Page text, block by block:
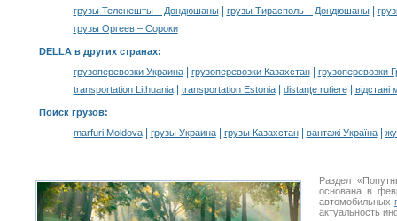
грузы Теленешты – Дондюшаны| грузы Тирасполь – Дондюшаны|
грузы Оргеев – Сороки
DELLA в других странах:
грузоперевозки Украина| грузоперевозки Казахстан|
грузоперевозки
transportation Lithuania| transportation Estonia| distanţe rutiere| відстані
Поиск грузов:
marfuri Moldova| грузы Украина| грузы Казахстан| вантажі Україна|
Раздел
основана в
автомобильных
актуальность